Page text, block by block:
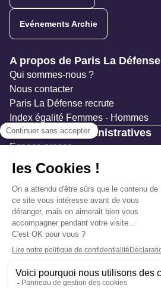
Evénements Archie
Navigation secondaire
A propos de Paris La Défense
Qui sommes-nous ?
Nous contacter
Paris La Défense recrute
Index égalité Femmes - Hommes
Ressources administratives
Espace presse
Documentation
Marchés publics
Appels à projets & avis d'attribution
Mesures de publicité
Concertations et enquêtes publiques
Précautions et sécurité
Plan de gestion des risques
Mentions légales